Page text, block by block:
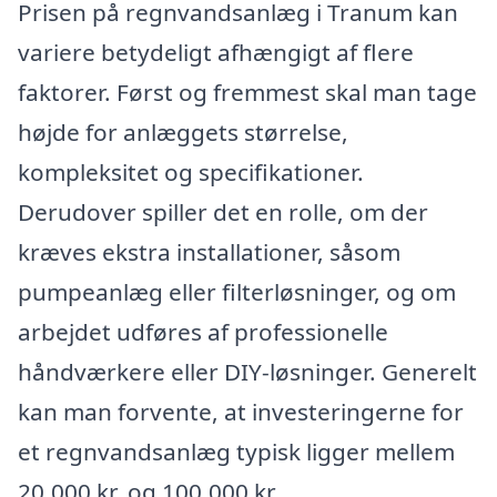
Prisen på regnvandsanlæg i Tranum kan
variere betydeligt afhængigt af flere
faktorer. Først og fremmest skal man tage
højde for anlæggets størrelse,
kompleksitet og specifikationer.
Derudover spiller det en rolle, om der
kræves ekstra installationer, såsom
pumpeanlæg eller filterløsninger, og om
arbejdet udføres af professionelle
håndværkere eller DIY-løsninger. Generelt
kan man forvente, at investeringerne for
et regnvandsanlæg typisk ligger mellem